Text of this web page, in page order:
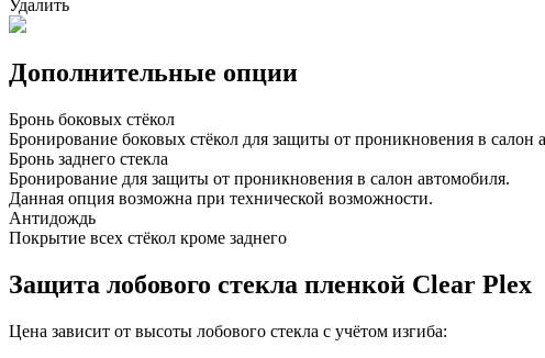
Удалить
Дополнительные опции
Бронь боковых стёкол
Бронирование боковых стёкол для защиты от проникновения в салон
Бронь заднего стекла
Бронирование для защиты от проникновения в салон автомобиля.
Данная опция возможна при технической возможности.
Антидождь
Покрытие всех стёкол кроме заднего
Защита лобового стекла пленкой Сlear Plex
Цена зависит от высоты лобового стекла с учётом изгиба: